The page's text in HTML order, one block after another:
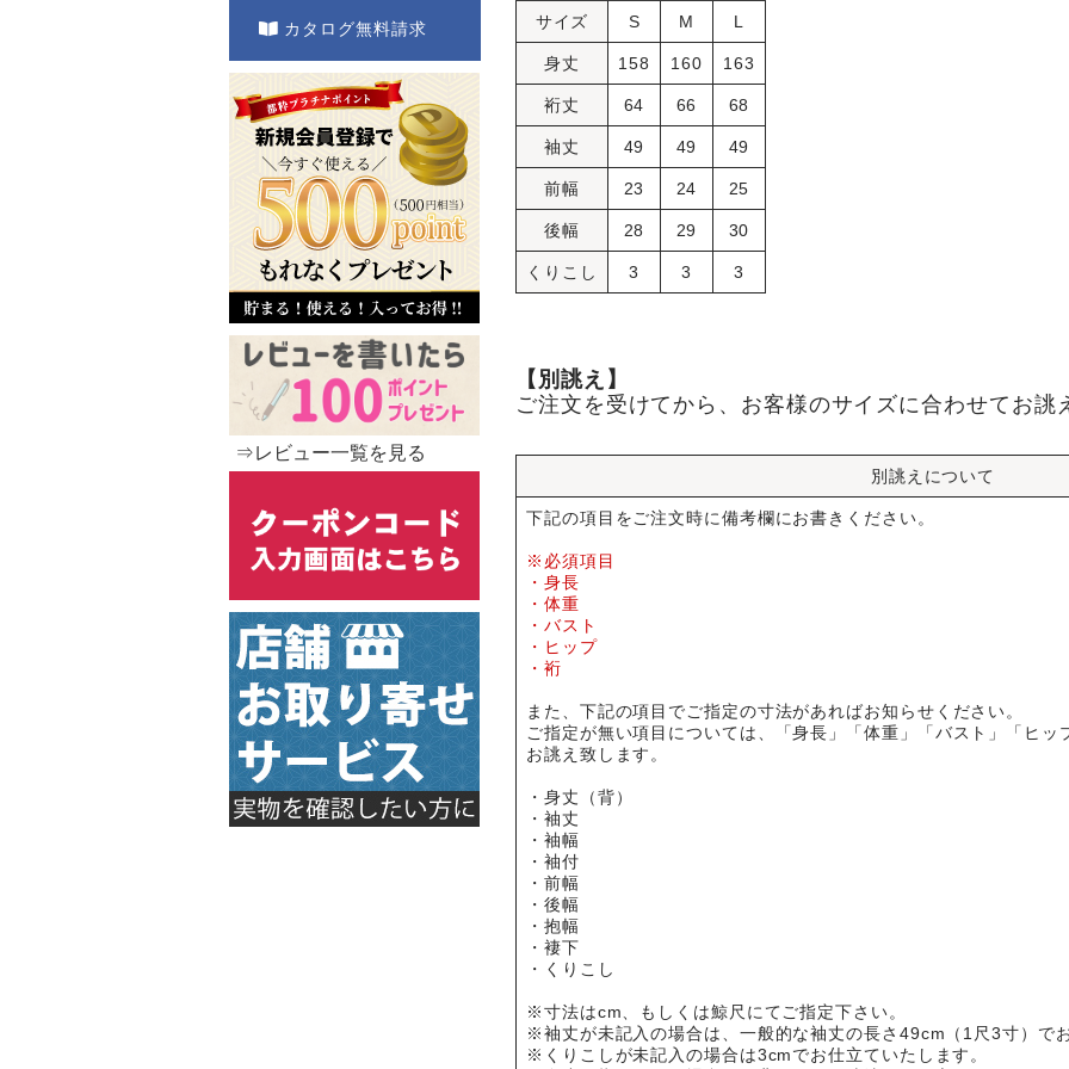
カタログ無料請求
⇒レビュー一覧を見る
サイズ S M L
身丈 158 160 163
裄丈 64 66 68
袖丈 49 49 49
前幅 23 24 25
後幅 28 29 30
くりこし 3 3 3
【別誂え】
ご注文を受けてから、お客様のサイズに合わせてお誂
別誂えについて
下記の項目をご注文時に備考欄にお書きください。
※必須項目
・身長
・体重
・バスト
・ヒップ
・裄
また、下記の項目でご指定の寸法があればお知らせください。
ご指定が無い項目については、「身長」「体重」「バスト」「ヒ
お誂え致します。
・身丈（背）
・袖丈
・袖幅
・袖付
・前幅
・後幅
・抱幅
・褄下
・くりこし
※寸法はcm、もしくは鯨尺にてご指定下さい。
※袖丈が未記入の場合は、一般的な袖丈の長さ49cm（1尺3寸）で
※くりこしが未記入の場合は3cmでお仕立ていたします。